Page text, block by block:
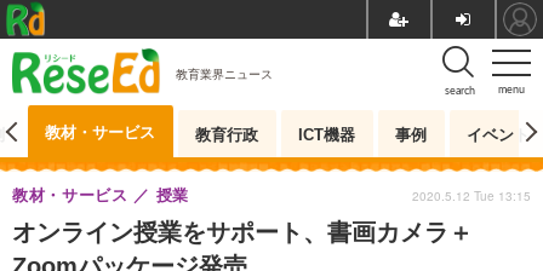
menu
search
教育業界ニュース
教材・サービス 教育行政 ICT機器 事例 イベント
オンライン授業をサポート、書画カメラ＋
教材・サービス 授業 2020.5.12 Tue 13:15